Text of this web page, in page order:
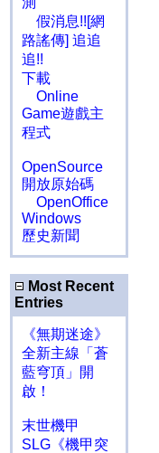
假消息!![網
路謠傳] 追追
追!!
下載
Online
Game遊戲主
程式
OpenSource
開放原始碼
OpenOffice
Windows
歷史新聞
Most Recent
Entries
《無期迷途》
全新主線「蒼
藍穹頂」開
啟！
末世機甲
SLG《機甲突